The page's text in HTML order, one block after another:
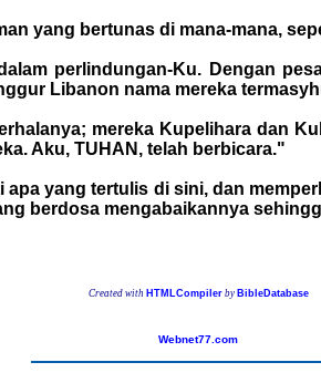
yang bertunas di mana-mana,
perlindungan-Ku. Dengan
Libanon nama mereka
mereka Kupelihara dan
Aku, TUHAN, telah berbicara."
yang tertulis di sini, dan
berdosa mengabaikannya
Created with HTMLCompilerby BibleDatabase
Webnet77.com